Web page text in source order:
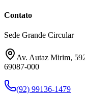
Contato
Sede Grande Circular
Av. Autaz Mirim,
69087-000
(92) 99136-1479